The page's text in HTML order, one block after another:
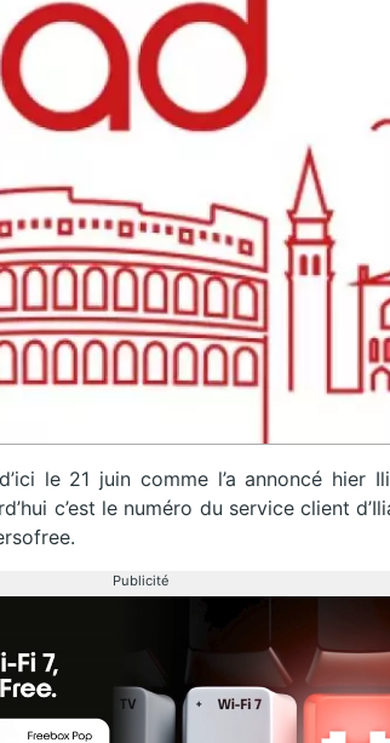
le 21 juin comme l’a annoncé hier
c’est le numéro du service client
Publicité